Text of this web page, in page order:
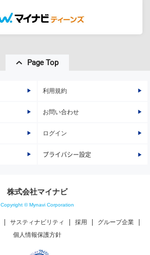
Page Top
利用規約
お問い合わせ
ログイン
プライバシー設定
株式会社マイナビ
Copyright © Mynavi Corporation
サスティナビリティ 採用
グループ企業
個人情報保護方針